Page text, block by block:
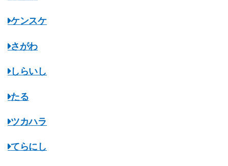
ケンスケ
さがわ
しらいし
たる
ツカハラ
てらにし